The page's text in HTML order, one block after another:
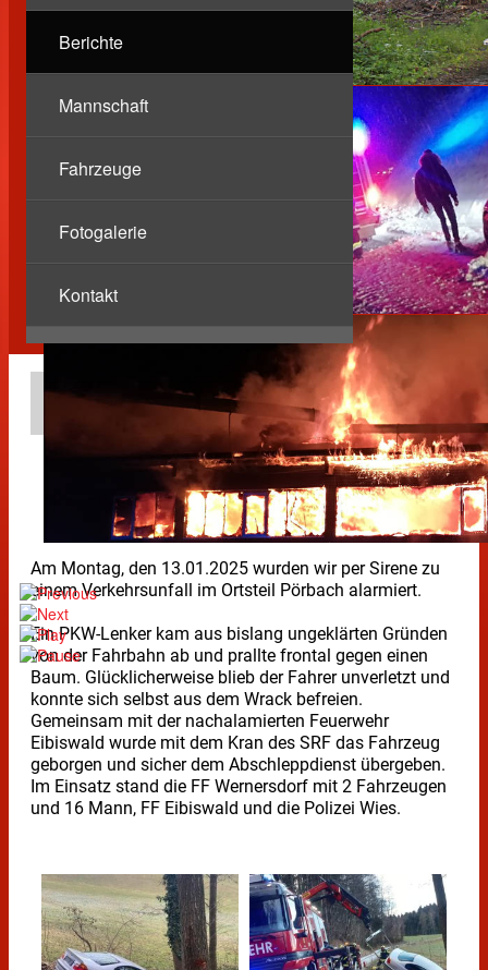
Berichte
Mannschaft
Fahrzeuge
Fotogalerie
Kontakt
Berichte
Pkw gegen Baum
14.01.2025
Am Montag, den 13.01.2025 wurden wir per Sirene zu
einem Verkehrsunfall im Ortsteil Pörbach alarmiert.
Ein PKW-Lenker kam aus bislang ungeklärten Gründen
von der Fahrbahn ab und prallte frontal gegen einen
Baum. Glücklicherweise blieb der Fahrer unverletzt und
konnte sich selbst aus dem Wrack befreien.
Gemeinsam mit der nachalamierten Feuerwehr
Eibiswald wurde mit dem Kran des SRF das Fahrzeug
geborgen und sicher dem Abschleppdienst übergeben.
Im Einsatz stand die FF Wernersdorf mit 2 Fahrzeugen
und 16 Mann, FF Eibiswald und die Polizei Wies.